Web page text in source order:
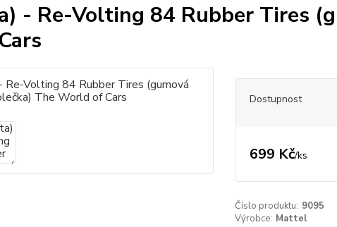
- Re-Volting 84 Rubber Tires
Dostupnost
699 Kč/ks
Číslo produktu: 9095
Výrobce: Mattel